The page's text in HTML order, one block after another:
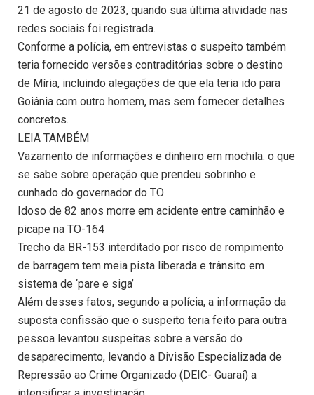
21 de agosto de 2023, quando sua última atividade nas
redes sociais foi registrada.
Conforme a polícia, em entrevistas o suspeito também
teria fornecido versões contraditórias sobre o destino
de Míria, incluindo alegações de que ela teria ido para
Goiânia com outro homem, mas sem fornecer detalhes
concretos.
LEIA TAMBÉM
Vazamento de informações e dinheiro em mochila: o que
se sabe sobre operação que prendeu sobrinho e
cunhado do governador do TO
Idoso de 82 anos morre em acidente entre caminhão e
picape na TO-164
Trecho da BR-153 interditado por risco de rompimento
de barragem tem meia pista liberada e trânsito em
sistema de ‘pare e siga’
Além desses fatos, segundo a polícia, a informação da
suposta confissão que o suspeito teria feito para outra
pessoa levantou suspeitas sobre a versão do
desaparecimento, levando a Divisão Especializada de
Repressão ao Crime Organizado (DEIC- Guaraí) a